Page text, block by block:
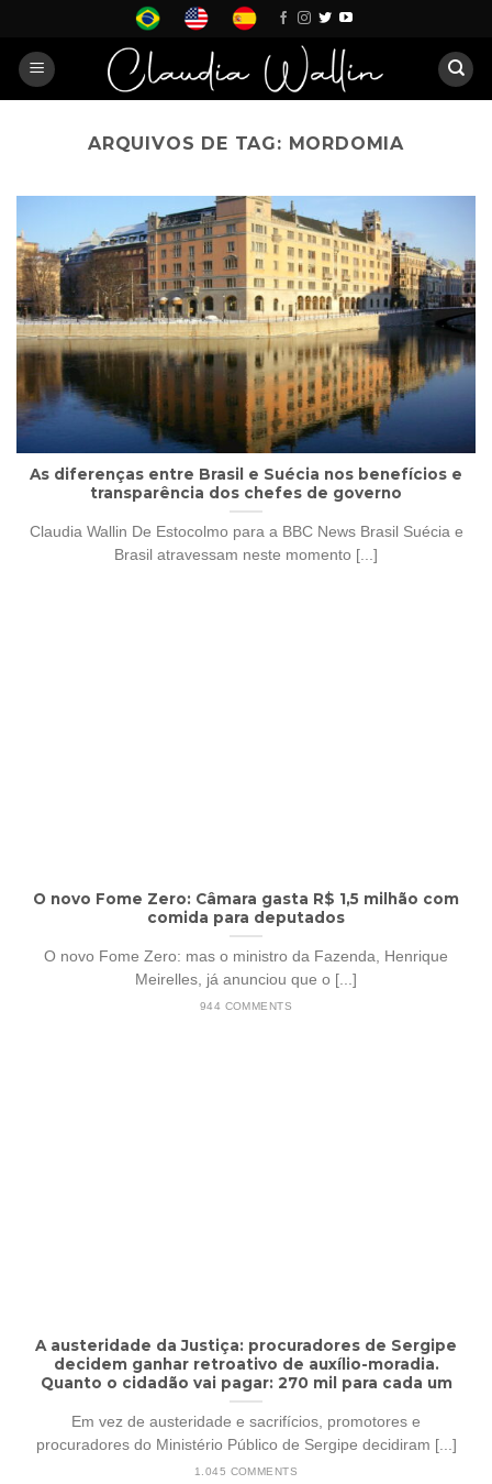
content
ARQUIVOS DE TAG: MORDOMIA
As diferenças entre Brasil e Suécia nos benefícios e
transparência dos chefes de governo
Claudia Wallin De Estocolmo para a BBC News Brasil Suécia e
Brasil atravessam neste momento [...]
O novo Fome Zero: Câmara gasta R$ 1,5 milhão com
comida para deputados
O novo Fome Zero: mas o ministro da Fazenda, Henrique
Meirelles, já anunciou que o [...]
944 COMMENTS
A austeridade da Justiça: procuradores de Sergipe
decidem ganhar retroativo de auxílio-moradia.
Quanto o cidadão vai pagar: 270 mil para cada um
Em vez de austeridade e sacrifícios, promotores e
procuradores do Ministério Público de Sergipe decidiram [...]
1.045 COMMENTS